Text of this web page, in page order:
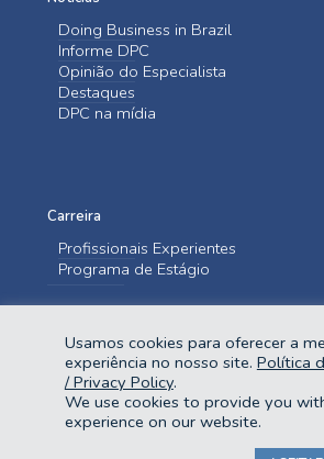
Doing Business in Brazil
Informe DPC
Opinião do Especialista
Destaques
DPC na mídia
Carreira
Profissionais Experientes
Programa de Estágio
Fale Conosco
Usamos cookies para oferecer a
experiência no nosso site. Política
/ Privacy Policy.
We use cookies to provide you
experience on our website.